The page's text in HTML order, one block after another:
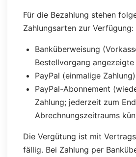
Für die Bezahlung stehen
Zahlungsarten zur Verfügung:
Banküberweisung
Bestellvorgang angezeigte
PayPal (einmalige Zahlung)
PayPal-Abonnement
Zahlung; jederzeit zum
Abrechnungszeitraums
Die Vergütung ist mit
fällig. Bei Zahlung per